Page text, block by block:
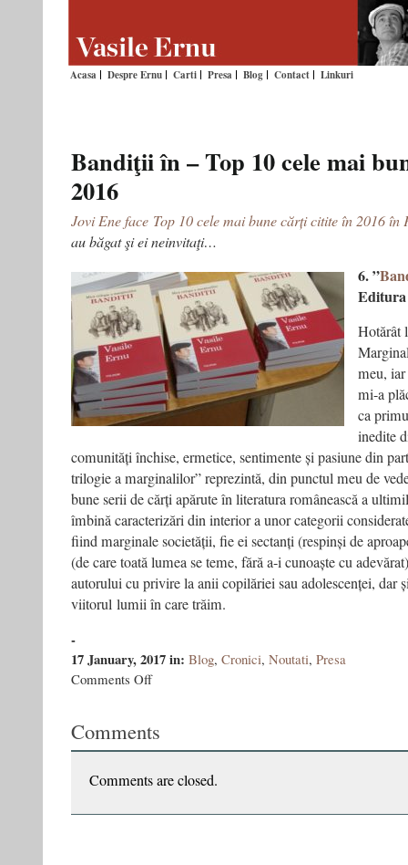
Acasa Despre Ernu Carti Presa Blog Contact Linkuri
Bandiţii în – Top 10 cele mai
2016
Jovi Ene face Top 10 cele mai bune cărți citite în 2016
au băgat şi ei neinvitaţi…
6. ”
Hotărât
meu,
mi-a
ca
inedite
comunități închise, ermetice, sentimente și pasiune din
trilogie a marginalilor” reprezintă, din punctul meu de
bune serii de cărți apărute în literatura românească a
îmbină caracterizări din interior a unor categorii
fiind marginale societății, fie ei sectanți (respinși de
(de care toată lumea se teme, fără a-i cunoaște cu
autorului cu privire la anii copilăriei sau adolescenței, dar
viitorul lumii în care trăim.
-
17 January, 2017in: Blog, Cronici, Noutati, Presa
Comments Offon
Top
Comments
Comments are closed.